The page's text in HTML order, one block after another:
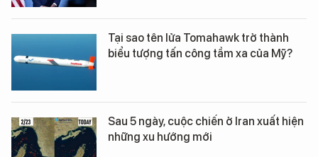
Tại sao tên lửa Tomahawk trở thành
biểu tượng tấn công tầm xa của Mỹ?
Sau 5 ngày, cuộc chiến ở Iran xuất hiện
những xu hướng mới